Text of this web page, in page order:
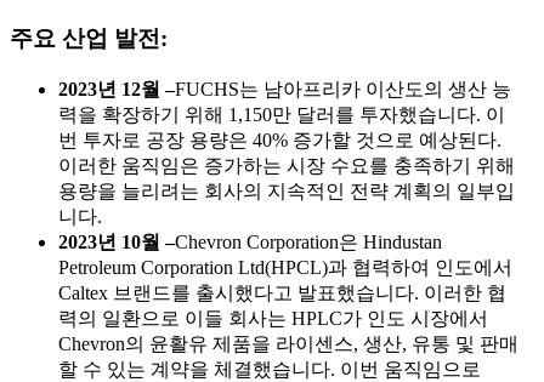
주요 산업 발전:
2023년 12월 –FUCHS는 남아프리카 이산도의 생산 능
력을 확장하기 위해 1,150만 달러를 투자했습니다. 이
번 투자로 공장 용량은 40% 증가할 것으로 예상된다.
이러한 움직임은 증가하는 시장 수요를 충족하기 위해
용량을 늘리려는 회사의 지속적인 전략 계획의 일부입
니다.
2023년 10월 –Chevron Corporation은 Hindustan
Petroleum Corporation Ltd(HPCL)과 협력하여 인도에서
Caltex 브랜드를 출시했다고 발표했습니다. 이러한 협
력의 일환으로 이들 회사는 HPLC가 인도 시장에서
Chevron의 윤활유 제품을 라이센스, 생산, 유통 및 판매
할 수 있는 계약을 체결했습니다. 이번 움직임으로